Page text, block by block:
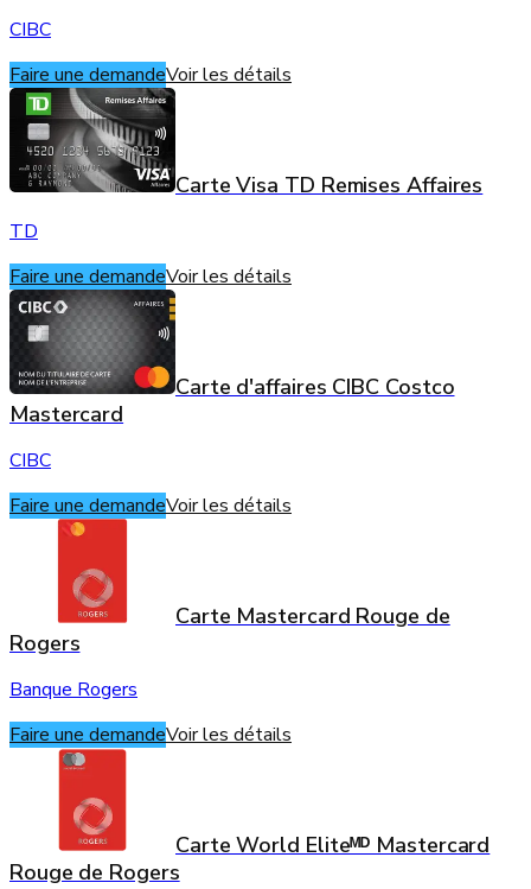
CIBC
Faire une demandeVoir les détails
Carte Visa TD Remises Affaires
TD
Faire une demandeVoir les détails
Carte d'affaires CIBC Costco
Mastercard
CIBC
Faire une demandeVoir les détails
Carte Mastercard Rouge de
Rogers
Banque Rogers
Faire une demandeVoir les détails
Carte World Eliteᴹᴰ Mastercard
Rouge de Rogers